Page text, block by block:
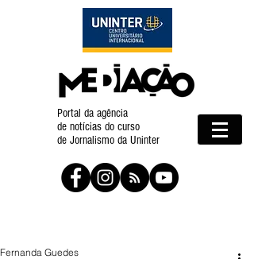
Portal da agência
de notícias do curso
de Jornalismo da Uninter
Fernanda Guedes